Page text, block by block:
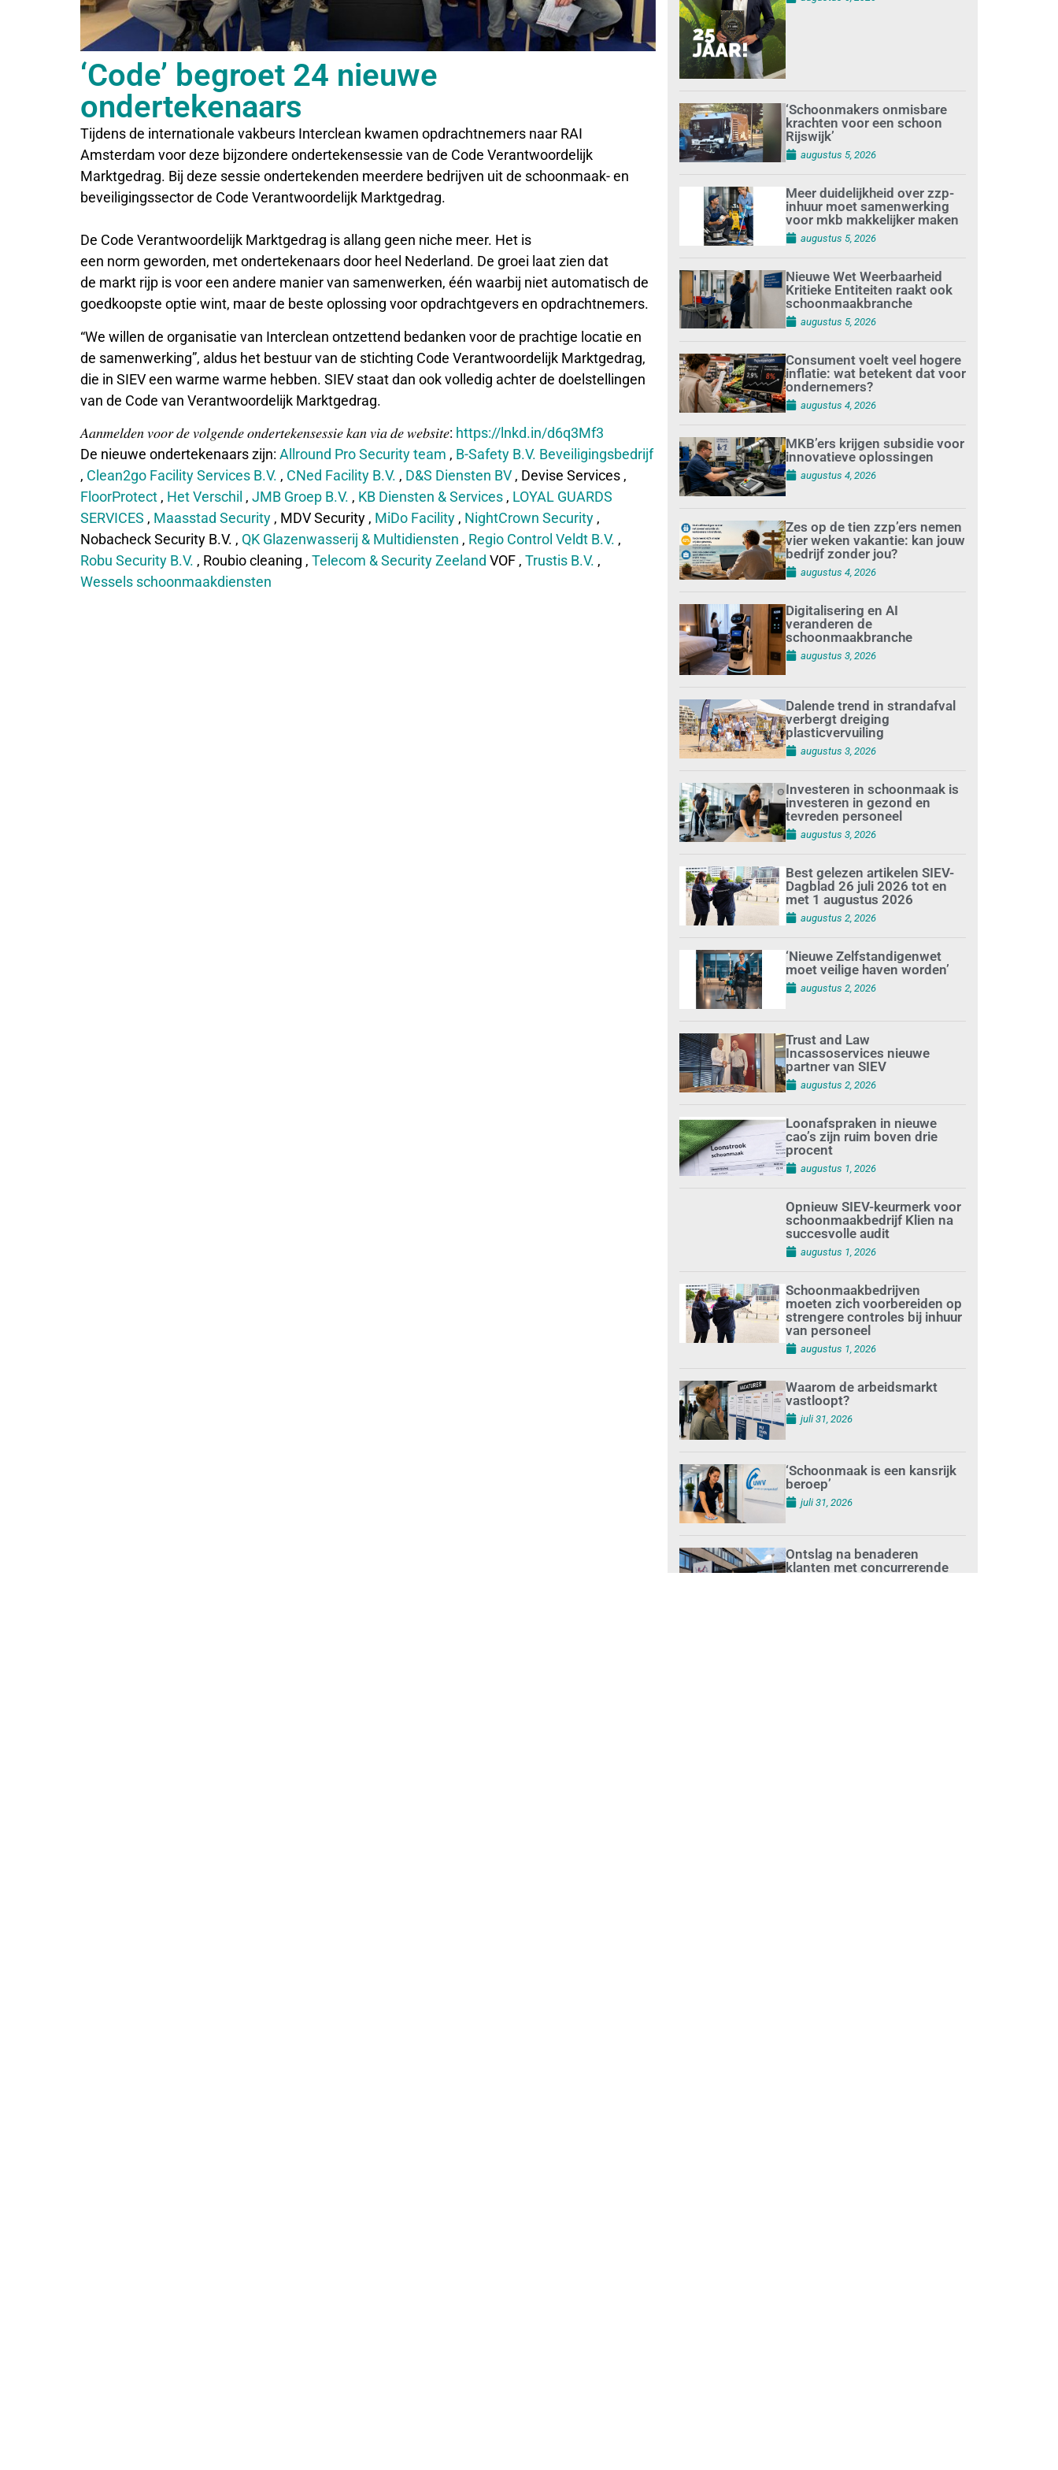
‘Code’ begroet 24 nieuwe
ondertekenaars
Tijdens de internationale vakbeurs Interclean kwamen opdrachtnemers naar RAI
Amsterdam voor deze bijzondere ondertekensessie van de Code Verantwoordelijk
Marktgedrag. Bij deze sessie ondertekenden meerdere bedrijven uit de schoonmaak- en
beveiligingssector de Code Verantwoordelijk Marktgedrag.
De Code Verantwoordelijk Marktgedrag is allang geen niche meer. Het is
een norm geworden, met ondertekenaars door heel Nederland. De groei laat zien dat
de markt rijp is voor een andere manier van samenwerken, één waarbij niet automatisch de
goedkoopste optie wint, maar de beste oplossing voor opdrachtgevers en opdrachtnemers.
“We willen de organisatie van Interclean ontzettend bedanken voor de prachtige locatie en
de samenwerking”, aldus het bestuur van de stichting Code Verantwoordelijk Marktgedrag,
die in SIEV een warme warme hebben. SIEV staat dan ook volledig achter de doelstellingen
van de Code van Verantwoordelijk Marktgedrag.
𝐴𝑎𝑛𝑚𝑒𝑙𝑑𝑒𝑛 𝑣𝑜𝑜𝑟 𝑑𝑒 𝑣𝑜𝑙𝑔𝑒𝑛𝑑𝑒 𝑜𝑛𝑑𝑒𝑟𝑡𝑒𝑘𝑒𝑛𝑠𝑒𝑠𝑠𝑖𝑒 𝑘𝑎𝑛 𝑣𝑖𝑎 𝑑𝑒 𝑤𝑒𝑏𝑠𝑖𝑡𝑒: https://lnkd.in/d6q3Mf3
De nieuwe ondertekenaars zijn: Allround Pro Security team , B-Safety B.V. Beveiligingsbedrijf
, Clean2go Facility Services B.V. , CNed Facility B.V. , D&S Diensten BV , Devise Services ,
FloorProtect , Het Verschil , JMB Groep B.V. , KB Diensten & Services , LOYAL GUARDS
SERVICES , Maasstad Security , MDV Security , MiDo Facility , NightCrown Security ,
Nobacheck Security B.V. , QK Glazenwasserij & Multidiensten , Regio Control Veldt B.V. ,
Robu Security B.V. , Roubio cleaning , Telecom & Security Zeeland VOF , Trustis B.V. ,
Wessels schoonmaakdiensten
‘Schoonmakers onmisbare
krachten voor een schoon
Rijswijk’
augustus 5, 2026
Meer duidelijkheid over zzp-
inhuur moet samenwerking
voor mkb makkelijker maken
augustus 5, 2026
Nieuwe Wet Weerbaarheid
Kritieke Entiteiten raakt ook
schoonmaakbranche
augustus 5, 2026
Consument voelt veel hogere
inflatie: wat betekent dat voor
ondernemers?
augustus 4, 2026
MKB’ers krijgen subsidie voor
innovatieve oplossingen
augustus 4, 2026
Zes op de tien zzp’ers nemen
vier weken vakantie: kan jouw
bedrijf zonder jou?
augustus 4, 2026
Digitalisering en AI
veranderen de
schoonmaakbranche
augustus 3, 2026
Dalende trend in strandafval
verbergt dreiging
plasticvervuiling
augustus 3, 2026
Investeren in schoonmaak is
investeren in gezond en
tevreden personeel
augustus 3, 2026
Best gelezen artikelen SIEV-
Dagblad 26 juli 2026 tot en
met 1 augustus 2026
augustus 2, 2026
‘Nieuwe Zelfstandigenwet
moet veilige haven worden’
augustus 2, 2026
Trust and Law
Incassoservices nieuwe
partner van SIEV
augustus 2, 2026
Loonafspraken in nieuwe
cao’s zijn ruim boven drie
procent
augustus 1, 2026
Opnieuw SIEV-keurmerk voor
schoonmaakbedrijf Klien na
succesvolle audit
augustus 1, 2026
moeten zich voorbereiden op
strengere controles bij inhuur
van personeel
augustus 1, 2026
Waarom de arbeidsmarkt
vastloopt?
juli 31, 2026
‘Schoonmaak is een kansrijk
beroep’
juli 31, 2026